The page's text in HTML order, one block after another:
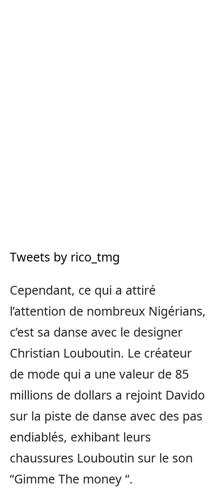
Tweets by rico_tmg
Cependant, ce qui a attiré
l’attention de nombreux Nigérians,
c’est sa danse avec le designer
Christian Louboutin. Le créateur
de mode qui a une valeur de 85
millions de dollars a rejoint Davido
sur la piste de danse avec des pas
endiablés, exhibant leurs
chaussures Louboutin sur le son
“Gimme The money “.